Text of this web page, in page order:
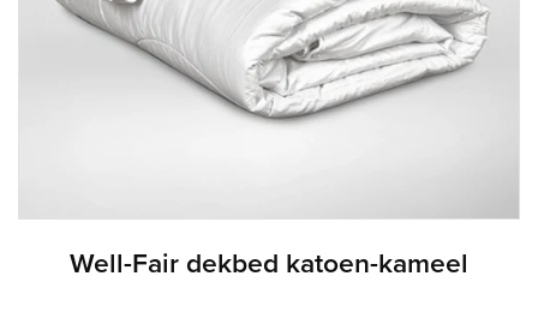
Well-Fair dekbed katoen-kameel